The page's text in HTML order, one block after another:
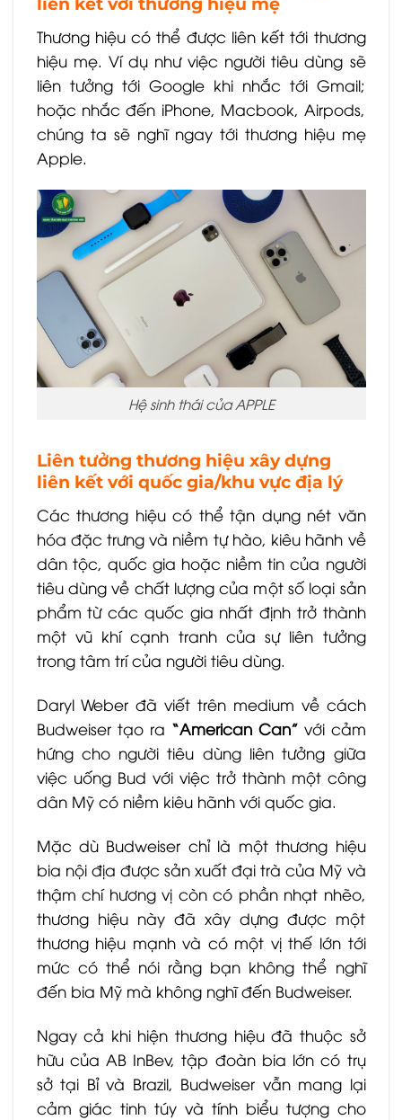
liên kết với thương hiệu mẹ
Thương hiệu có thể được liên kết tới thương
hiệu mẹ. Ví dụ như việc người tiêu dùng sẽ
liên tưởng tới Google khi nhắc tới Gmail;
hoặc nhắc đến iPhone, Macbook, Airpods,
chúng ta sẽ nghĩ ngay tới thương hiệu mẹ
Apple.
Hệ sinh thái của APPLE
Liên tưởng thương hiệu xây dựng
liên kết với quốc gia/khu vực địa lý
Các thương hiệu có thể tận dụng nét văn
hóa đặc trưng và niềm tự hào, kiêu hãnh về
dân tộc, quốc gia hoặc niềm tin của người
tiêu dùng về chất lượng của một số loại sản
phẩm từ các quốc gia nhất định trở thành
một vũ khí cạnh tranh của sự liên tưởng
trong tâm trí của người tiêu dùng.
Daryl Weber đã viết trên medium về cách
Budweiser tạo ra “American Can”với cảm
hứng cho người tiêu dùng liên tưởng giữa
việc uống Bud với việc trở thành một công
dân Mỹ có niềm kiêu hãnh với quốc gia.
Mặc dù Budweiser chỉ là một thương hiệu
bia nội địa được sản xuất đại trà của Mỹ và
thậm chí hương vị còn có phần nhạt nhẽo,
thương hiệu này đã xây dựng được một
thương hiệu mạnh và có một vị thế lớn tới
mức có thể nói rằng bạn không thể nghĩ
đến bia Mỹ mà không nghĩ đến Budweiser.
Ngay cả khi hiện thương hiệu đã thuộc sở
hữu của AB InBev, tập đoàn bia lớn có trụ
sở tại Bỉ và Brazil, Budweiser vẫn mang lại
cảm giác tinh túy và tính biểu tượng cho